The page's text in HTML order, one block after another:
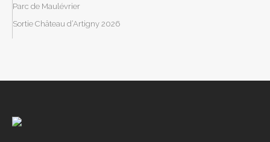
Parc de Maulévrier
Sortie Château d’Artigny 2026